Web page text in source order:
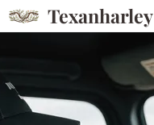
Texanharley